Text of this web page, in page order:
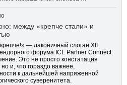
между «крепче стали» и
— лаконичный слоган XII
форума ICL Partner Connect
Это не просто констатация
и, что гораздо важнее,
к дальнейшей напряженной
суверенитета.